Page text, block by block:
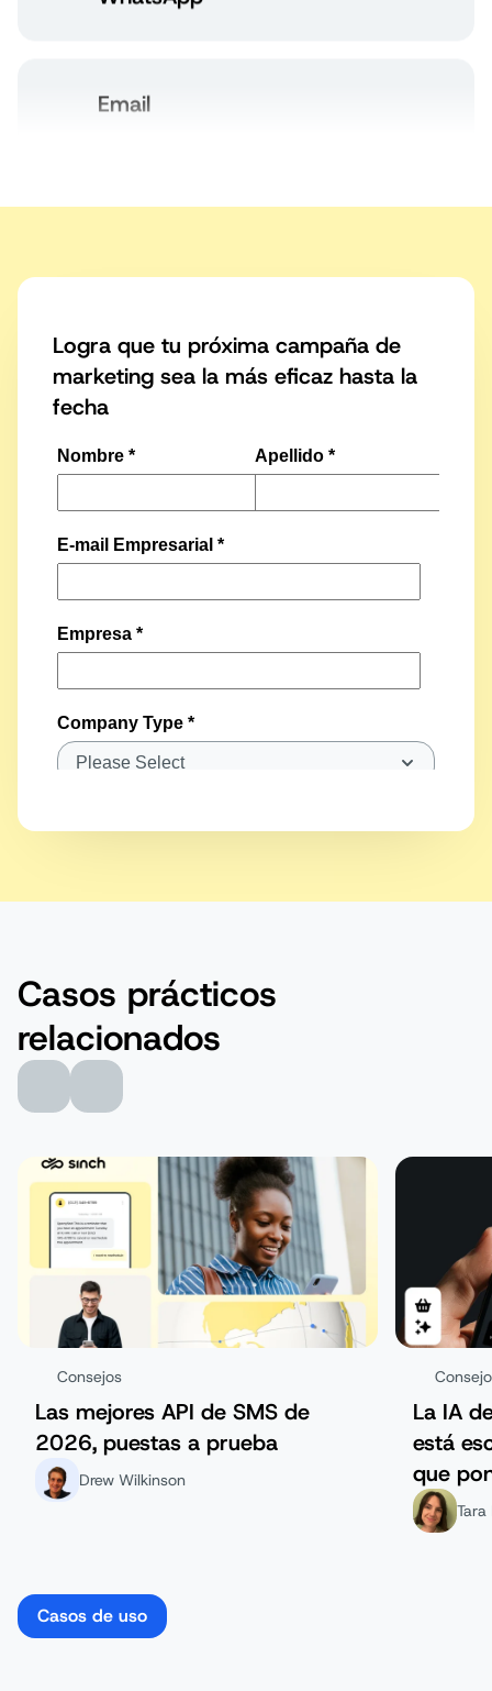
Logra que tu próxima campaña de
marketing sea la más eficaz hasta la
fecha
Casos prácticos
relacionados
Consejos
Las mejores API de SMS de
2026, puestas a prueba
Drew Wilkinson
La IA
está
que
del
Tara
Casos de uso